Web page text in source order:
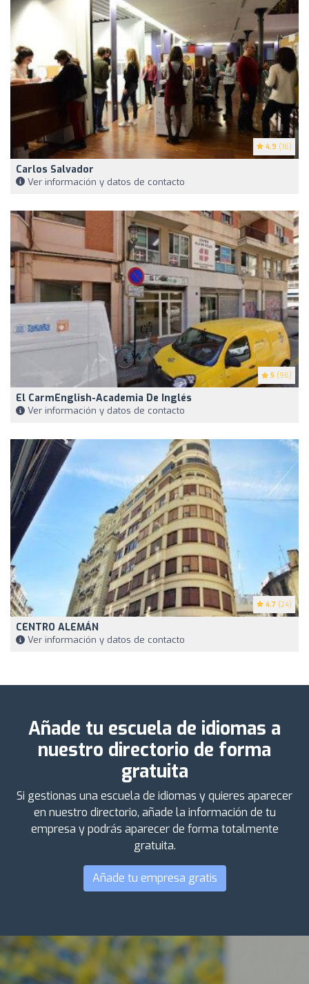
4.9 (16)
Carlos Salvador
Ver información y datos de contacto
5 (96)
El CarmEnglish-Academia De Inglés
Ver información y datos de contacto
4.7 (24)
CENTRO ALEMÁN
Ver información y datos de contacto
Añade tu escuela de idiomas a
nuestro directorio de forma
gratuita
Si gestionas una escuela de idiomas y quieres aparecer
en nuestro directorio, añade la información de tu
empresa y podrás aparecer de forma totalmente
gratuita.
Añade tu empresa gratis